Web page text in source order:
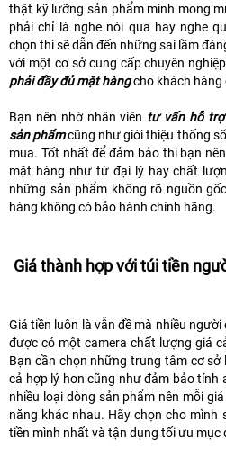
thật kỹ lưỡng sản phẩm mình mong
phải chỉ là nghe nói qua hay nghe
chọn thì sẽ dẫn đến những sai lầm
với một cơ sở cung cấp chuyên
phải đầy đủ mặt hàngcho khách hàng
Bạn nên nhờ nhân viên tư vấn hỗ
sản phẩmcũng như giới thiệu thống
mua. Tốt nhất để đảm bảo thì bạn
mặt hàng như từ đại lý hay chất
những sản phẩm không rõ nguồn
hàng không có bảo hành chính hãng.
Giá thành hợp với túi tiền
Giá tiền luôn là vẫn đề mà nhiều
được có một camera chất lượng giá
Bạn cần chọn những trung tâm cơ sở
cả hợp lý hơn cũng như đảm bảo tính
nhiều loại dòng sản phẩm nên mỗi
năng khác nhau. Hãy chọn cho mình
tiền mình nhất và tận dụng tối ưu mục